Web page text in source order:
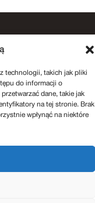
technologii, takich jak pliki
do informacji o
dane, takie jak
na tej stronie. Brak
wpłynąć na niektóre